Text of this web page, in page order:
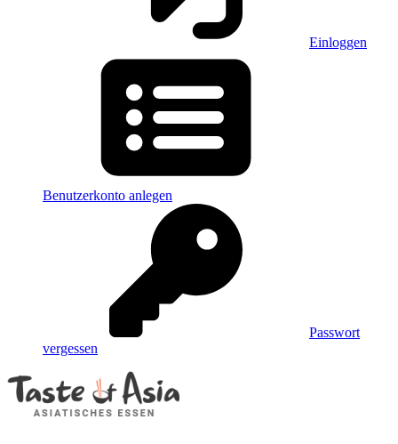
Einloggen
Benutzerkonto anlegen
Passwort
vergessen